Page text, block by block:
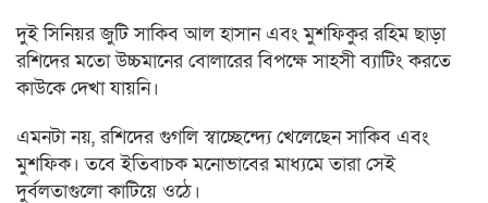
দুই সিনিয়র জুটি সাকিব আল হাসান এবং মুশফিকুর রহিম ছাড়া
রশিদের মতো উচ্চমানের বোলারের বিপক্ষে সাহসী ব্যাটিং করতে
কাউকে দেখা যায়নি।
এমনটা নয়, রশিদের গুগলি স্বাচ্ছেন্দ্যে খেলেছেন সাকিব এবং
মুশফিক। তবে ইতিবাচক মনোভাবের মাধ্যমে তারা সেই
দুর্বলতাগুলো কাটিয়ে ওঠে।